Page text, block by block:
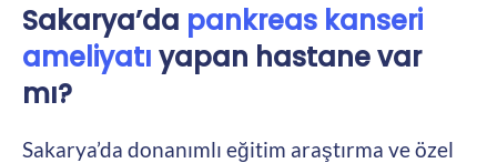
Sakarya’da pankreas kanseri
ameliyatı yapan hastane var
mı?
Sakarya’da donanımlı eğitim araştırma ve özel